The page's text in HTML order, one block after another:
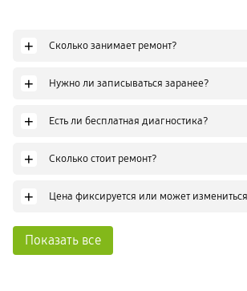
+ Сколько занимает ремонт?
+ Нужно ли записываться заранее?
+ Есть ли бесплатная диагностика?
+ Сколько стоит ремонт?
+ Цена фиксируется или может
Показать все